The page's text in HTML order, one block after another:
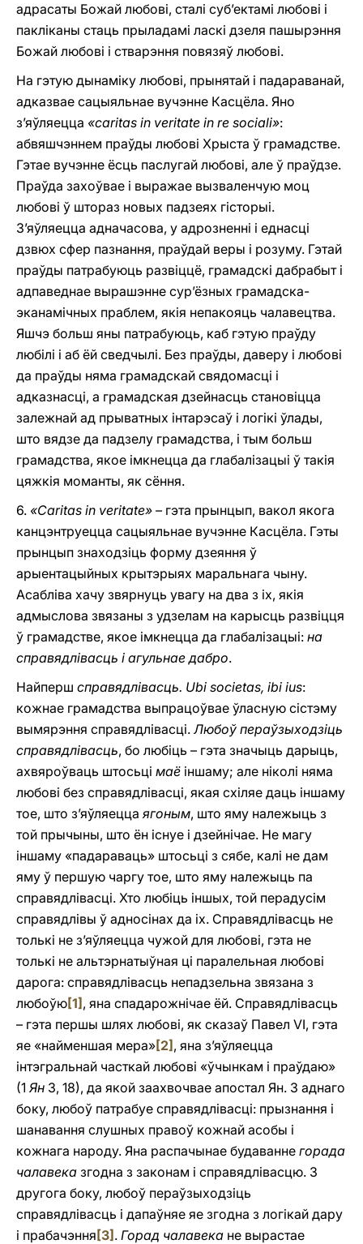
адрасаты Божай любові, сталі суб’ектамі любові i
пакліканы стаць прыладамі ласкі дзеля пашырэння
Божай любові i стварэння повязяў любові.
На гэтую дынаміку любові, прынятай і падараванай,
адказвае сацыяльнае вучэнне Касцёла. Яно
з’яўляецца «caritas in veritate in re sociali»:
абвяшчэннем праўды любові Хрыста ў грамадстве.
Гэтае вучэнне ёсць паслугай любові, але ў праўдзе.
Праўда захоўвае i выражае вызваленчую моц
любові ў штораз новых падзеях гісторыі.
З’яўляецца адначасова, у адрозненні i еднасці
дзвюх сфер пазнання, праўдай веры i розуму. Гэтай
праўды патрабуюць развіццё, грамадскі дабрабыт i
адпаведнае вырашэнне сур’ёзных грамадска-
эканамічных праблем, якія непакояць чалавецтва.
Яшчэ больш яны патрабуюць, каб гэтую праўду
любілі i аб ёй сведчылі. Без праўды, даверу і любові
да праўды няма грамадскай свядомасці i
адказнасці, а грамадская дзейнасць становіцца
залежнай ад прыватных інтарэсаў i логікі ўлады,
што вядзе да падзелу грамадства, і тым больш
грамадства, якое імкнецца да глабалізацыі ў такія
цяжкія моманты, як сёння.
6. «Caritas in veritate» – гэта прынцып, вакол якога
канцэнтруецца сацыяльнае вучэнне Касцёла. Гэты
прынцып знаходзіць форму дзеяння ў
арыентацыйных крытэрыях маральнага чыну.
Асабліва хачу звярнуць увагу на два з іх, якія
адмыслова звязаны з удзелам на карысць развіцця
ў грамадстве, якое імкнецца да глабалізацыі: на
справядлівасць i агульнае дабро.
Найперш справядлівасць. Ubi societas, ibi ius:
кожнае грамадства выпрацоўвае ўласную сістэму
вымярэння справядлівасці. Любоў пераўзыходзіць
справядлівасць, бо любіць – гэта значыць дарыць,
ахвяроўваць штосьці маё іншаму; але ніколі няма
любові без справядлівасці, якая схіляе даць іншаму
тое, што з’яўляеццаягоным, што яму належыць з
той прычыны, што ён існуе і дзейнічае. Не магу
іншаму «падараваць» штосьці з сябе, калі не дам
яму ў першую чаргу тое, што яму належыць па
справядлівасці. Хто любіць іншых, той перадусім
справядлівы ў адносінах да іх. Справядлівасць не
толькі не з’яўляецца чужой для любові, гэта не
толькі не альтэрнатыўная ці паралельная любові
дарога: справядлівасць непадзельна звязана з
любоўю[1] , яна спадарожнічае ёй. Справядлівасць
– гэта першы шлях любові, як сказаў Павел VI, гэта
яе «найменшая мера»[2] , яна з’яўляецца
інтэгральнай часткай любові «ўчынкам і праўдаю»
(1 Ян 3, 18), да якой заахвочвае апостал Ян. З аднаго
боку, любоў патрабуе справядлівасці: прызнання i
шанавання слушных правоў кожнай асобы i
кожнага народу. Яна распачынае будаванне горада
чалавека згодна з законам i справядлівасцю. З
другога боку, любоў пераўзыходзіць
справядлівасць i дапаўняе яе згодна з логікай дару
i прабачэння [3] . Горад чалавека не вырастае